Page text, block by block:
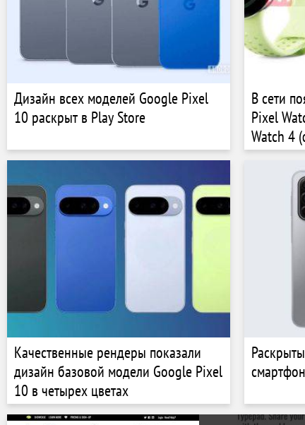
Дизайн всех моделей Google Pixel
10 раскрыт в Play Store
В сети
Pixel
Watch 4
Качественные рендеры показали
дизайн базовой модели Google Pixel
10 в четырех цветах